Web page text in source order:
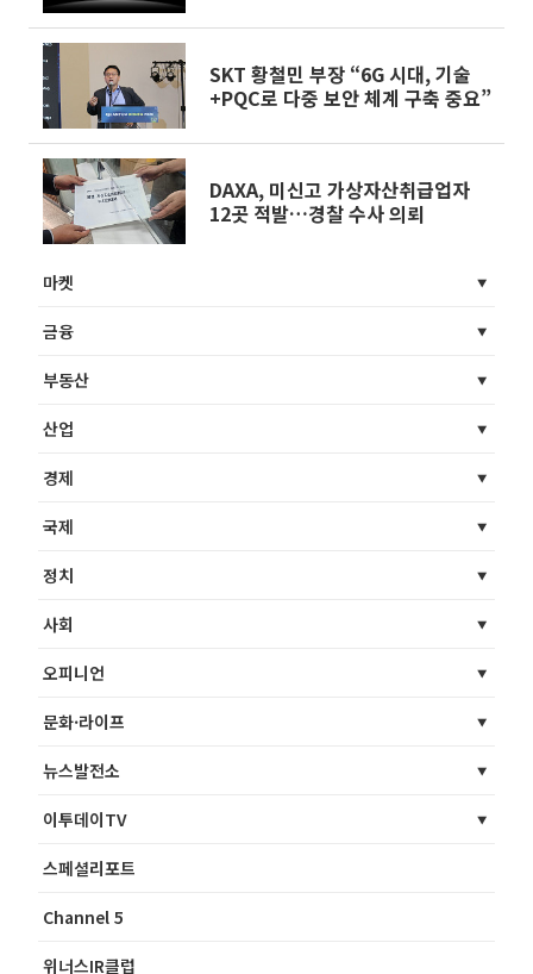
SKT 황철민 부장 “6G 시대, 기술
+PQC로 다중 보안 체계 구축 중요”
DAXA, 미신고 가상자산취급업자
12곳 적발…경찰 수사 의뢰
마켓
금융
부동산
산업
경제
국제
정치
사회
오피니언
문화·라이프
뉴스발전소
이투데이TV
스페셜리포트
Channel 5
위너스IR클럽